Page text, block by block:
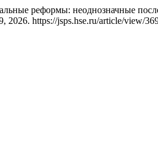
реформы: неоднозначные
2026. https://jsps.hse.ru/article/view/